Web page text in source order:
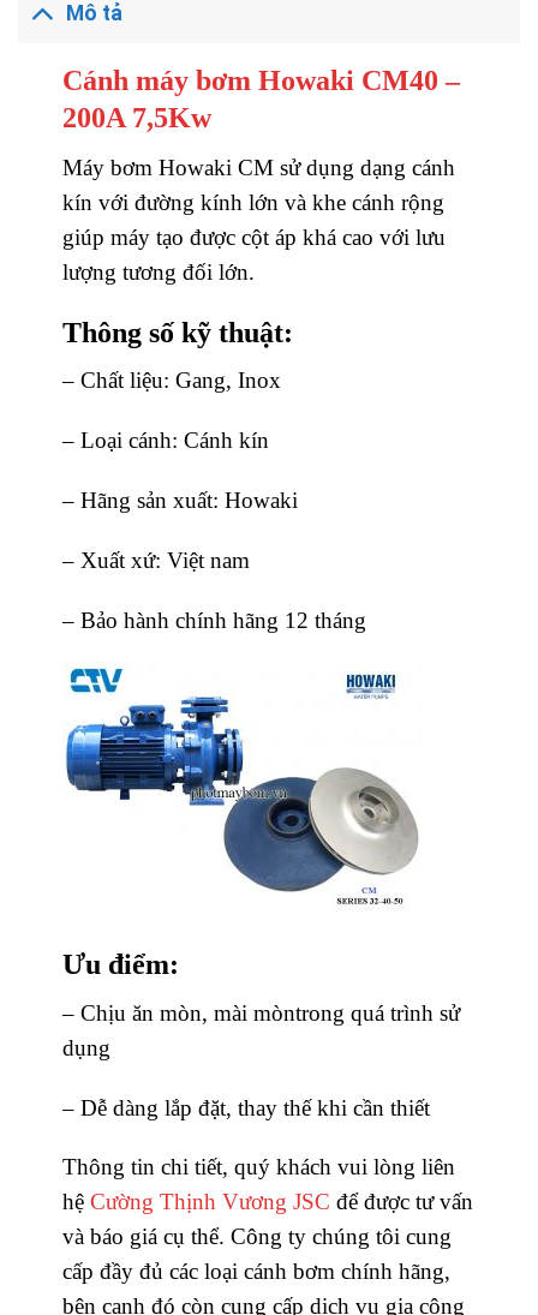
Mô tả
Cánh máy bơm Howaki CM40 –
200A 7,5Kw
Máy bơm Howaki CM sử dụng dạng cánh
kín với đường kính lớn và khe cánh rộng
giúp máy tạo được cột áp khá cao với lưu
lượng tương đối lớn.
Thông số kỹ thuật:
– Chất liệu: Gang, Inox
– Loại cánh: Cánh kín
– Hãng sản xuất: Howaki
– Xuất xứ: Việt nam
– Bảo hành chính hãng 12 tháng
Ưu điểm:
– Chịu ăn mòn, mài mòntrong quá trình sử
dụng
– Dễ dàng lắp đặt, thay thế khi cần thiết
Thông tin chi tiết, quý khách vui lòng liên
hệ Cường Thịnh Vương JSC để được tư vấn
và báo giá cụ thể. Công ty chúng tôi cung
cấp đầy đủ các loại cánh bơm chính hãng,
bên cạnh đó còn cung cấp dịch vụ gia công